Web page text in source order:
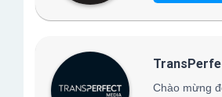
Chào mừng